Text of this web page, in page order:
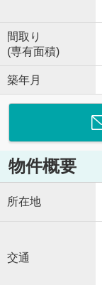
間取り
(専有面積)
築年月
物件概要
所在地
交通